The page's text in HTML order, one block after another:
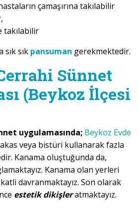
çamaşırına takılabilir
takılabilir
sık pansuman gerekmektedir.
Sünnet
(Beykoz İlçesi
uygulamasında; Beykoz Evde
veya bistüri kullanarak fazla
Kanama oluştuğunda da,
Kanama olan yerleri
davranmaktayız. Son olarak
estetik dikişleratmaktayız.